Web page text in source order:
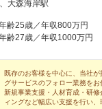
大森海岸駅
齢25歳／年収800万円
齢27歳／年収1000万円
既存のお客様を中心に、当社
グサービスのフォロー業務をお
新規事業支援・人材育成・研
ィングなど幅広い支援を行い、